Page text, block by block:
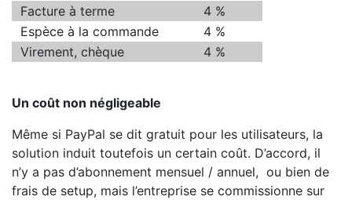
Facture à terme
4 %
Espèce à la commande
4 %
Virement, chèque
4 %
Un coût non négligeable
Même si PayPal se dit gratuit pour les utilisateurs, la
solution induit toutefois un certain coût. D’accord, il
n’y a pas d’abonnement mensuel / annuel, ou bien de
frais de setup, mais l’entreprise se commissionne sur